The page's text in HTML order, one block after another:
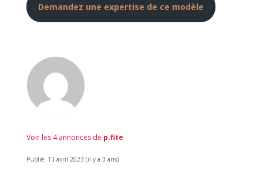
Demandez une expertise de ce modèle
Voir les 4 annonces de p.fite
Publié: 13 avril 2023 (il y a 3 ans)